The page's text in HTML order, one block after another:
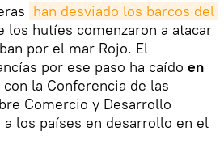
han desviado los barcos del
los hutíes comenzaron a atacar
por el mar Rojo. El
por ese paso ha caído en
la Conferencia de las
Comercio y Desarrollo
a los países en desarrollo en el